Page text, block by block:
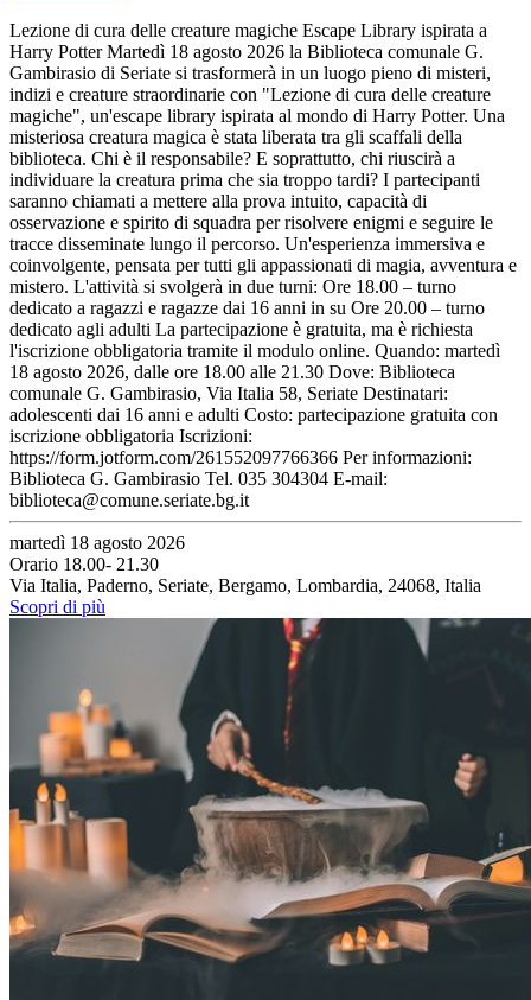
Lezione di cura delle creature magiche Escape Library ispirata a
Harry Potter Martedì 18 agosto 2026 la Biblioteca comunale G.
Gambirasio di Seriate si trasformerà in un luogo pieno di misteri,
indizi e creature straordinarie con "Lezione di cura delle creature
magiche", un'escape library ispirata al mondo di Harry Potter. Una
misteriosa creatura magica è stata liberata tra gli scaffali della
biblioteca. Chi è il responsabile? E soprattutto, chi riuscirà a
individuare la creatura prima che sia troppo tardi? I partecipanti
saranno chiamati a mettere alla prova intuito, capacità di
osservazione e spirito di squadra per risolvere enigmi e seguire le
tracce disseminate lungo il percorso. Un'esperienza immersiva e
coinvolgente, pensata per tutti gli appassionati di magia, avventura e
mistero. L'attività si svolgerà in due turni: Ore 18.00 – turno
dedicato a ragazzi e ragazze dai 16 anni in su Ore 20.00 – turno
dedicato agli adulti La partecipazione è gratuita, ma è richiesta
l'iscrizione obbligatoria tramite il modulo online. Quando: martedì
18 agosto 2026, dalle ore 18.00 alle 21.30 Dove: Biblioteca
comunale G. Gambirasio, Via Italia 58, Seriate Destinatari:
adolescenti dai 16 anni e adulti Costo: partecipazione gratuita con
iscrizione obbligatoria Iscrizioni:
https://form.jotform.com/261552097766366 Per informazioni:
Biblioteca G. Gambirasio Tel. 035 304304 E-mail:
biblioteca@comune.seriate.bg.it
martedì 18 agosto 2026
Orario 18.00- 21.30
Via Italia, Paderno, Seriate, Bergamo, Lombardia, 24068, Italia
Scopri di più